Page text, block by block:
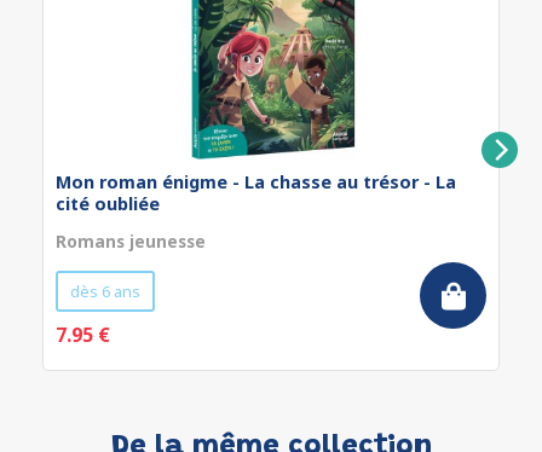
Mon roman énigme - La chasse au trésor - La
cité oubliée
Romans jeunesse
dès 6 ans
7.95 €